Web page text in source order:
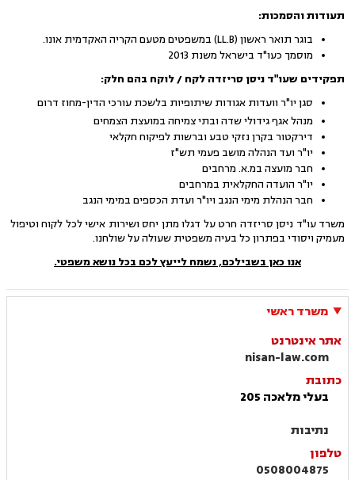
תעודות והסמכות:
בוגר תואר ראשון (LL.B) במשפטים מטעם הקריה האקדמית אונו.
מוסמך כעו"ד בישראל משנת 2013
תפקידים שעו"ד ניסן סריזדה לקח / לוקח בהם חלק:
סגן יו"ר וועדות אגודות שיתופיות בלשכת עורכי הדין-מחוז דרום
מנהל אגף גידולי שדה ובתי צמיחה במועצת הצמחים
דירקטור בקרן נזקי טבע וברשות לפיקוח חקלאי
יו"ר ועד הנהלה מושב פעמי תש"ז
חבר מועצה במ.א. מרחבים
יו"ר הועדה החקלאית במרחבים
חבר הנהלת מימי הנגב ויו"ר ועדת הכספים במימי הנגב
משרד עו"ד ניסן סריזדה חרט על דגלו מתן יחס ושירות אישי לכל לקוח וטיפול
מעמיק ויסודי בפתרון כל בעיה משפטית שעולה על שולחנו.
אנו כאן בשבילכם, נשמח לייעץ לכם בכל נושא משפטי.
משרד ראשי
אתר אינטרנט
nisan-law.com
כתובת
בעלי מלאכה 205
נתיבות
טלפון
0508004875